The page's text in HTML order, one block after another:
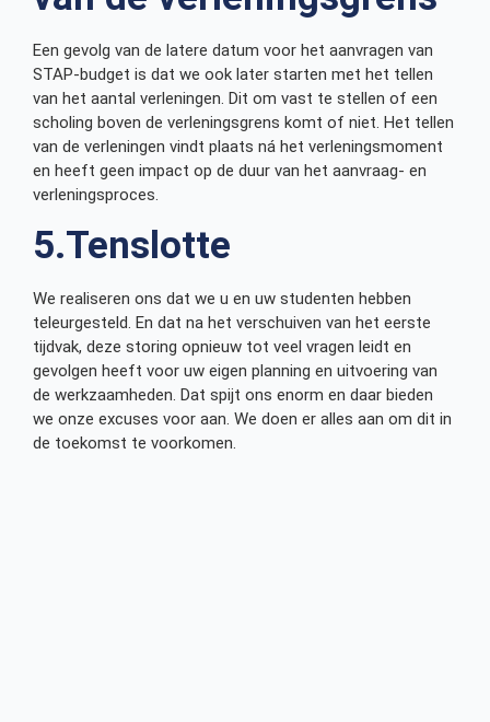
Een gevolg van de latere datum voor het aanvragen van
STAP-budget is dat we ook later starten met het tellen
van het aantal verleningen. Dit om vast te stellen of een
scholing boven de verleningsgrens komt of niet. Het tellen
van de verleningen vindt plaats ná het verleningsmoment
en heeft geen impact op de duur van het aanvraag- en
verleningsproces.
5.Tenslotte
We realiseren ons dat we u en uw studenten hebben
teleurgesteld. En dat na het verschuiven van het eerste
tijdvak, deze storing opnieuw tot veel vragen leidt en
gevolgen heeft voor uw eigen planning en uitvoering van
de werkzaamheden. Dat spijt ons enorm en daar bieden
we onze excuses voor aan. We doen er alles aan om dit in
de toekomst te voorkomen.